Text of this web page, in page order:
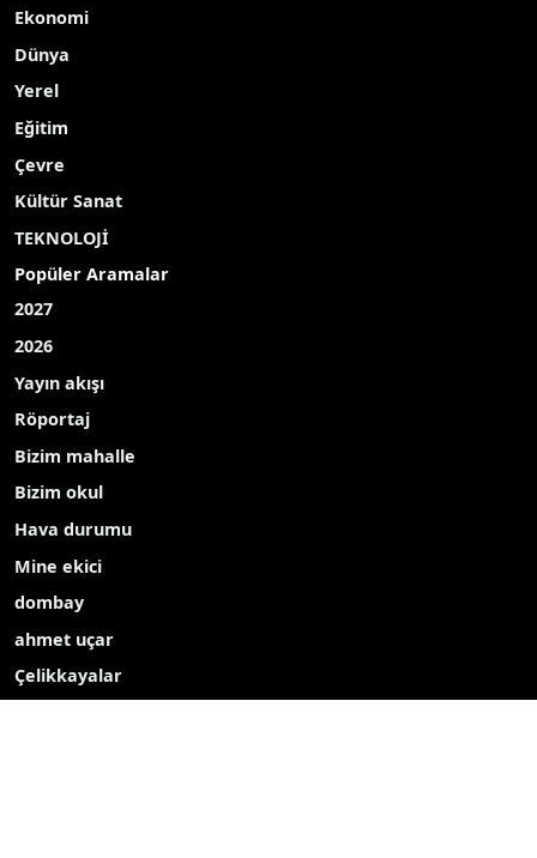
Ekonomi
Dünya
Yerel
Eğitim
Çevre
Kültür Sanat
TEKNOLOJİ
Popüler Aramalar
2027
2026
Yayın akışı
Röportaj
Bizim mahalle
Bizim okul
Hava durumu
Mine ekici
dombay
ahmet uçar
Çelikkayalar